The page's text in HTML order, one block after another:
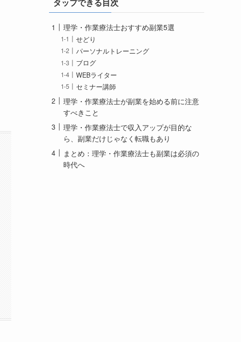
理学・作業療法士おすすめ副業5選
せどり
パーソナルトレーニング
ブログ
WEBライター
セミナー講師
理学・作業療法士が副業を始める前に注意
すべきこと
理学・作業療法士で収入アップが目的な
ら、副業だけじゃなく転職もあり
まとめ：理学・作業療法士も副業は必須の
時代へ